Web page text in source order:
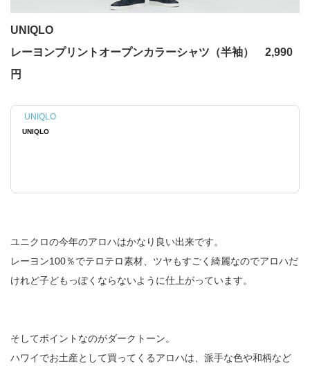
UNIQLO
レーヨンプリントオープンカラーシャツ（半袖） 2,990
円
UNIQLO
UNIQLO
ユニクロの今年のアロハはかなり良い出来です。
レーヨン100％でテロテロ素材、ツヤもすごく綺麗なのでアロハだ
けれど子どもっぽくならないように仕上がっています。
そしてポイントなのがダークトーン。
ハワイでお土産として買ってくるアロハは、派手な色や和柄など